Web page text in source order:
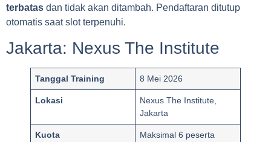
terbatas dan tidak akan ditambah. Pendaftaran ditutup
otomatis saat slot terpenuhi.
Jakarta: Nexus The Institute
Tanggal Training 8 Mei 2026
Lokasi
Nexus The Institute,
Jakarta
Kuota Maksimal 6 peserta